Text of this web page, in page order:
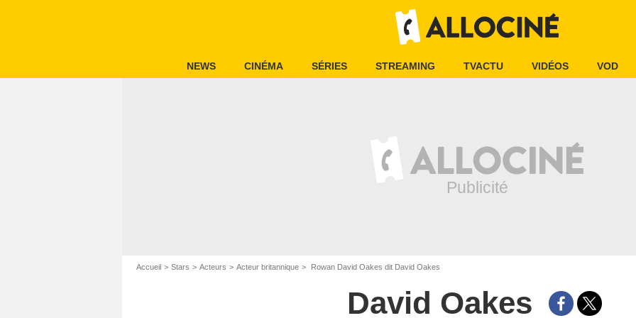
NEWS CINÉMA SÉRIES STREAMING TVACTU VIDÉOS VOD
Accueil Stars Acteurs Acteur britannique Rowan David Oakes dit David Oakes
David Oakes